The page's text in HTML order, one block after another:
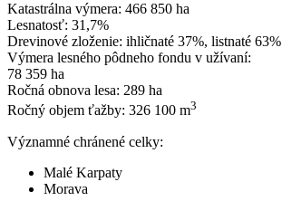
Katastrálna výmera: 466 850 ha
Lesnatosť: 31,7%
Drevinové zloženie: ihličnaté 37%, listnaté 63%
Výmera lesného pôdneho fondu v užívaní:
78 359 ha
Ročná obnova lesa: 289 ha
Ročný objem ťažby: 326 100 m3
Významné chránené celky:
Malé Karpaty
Morava